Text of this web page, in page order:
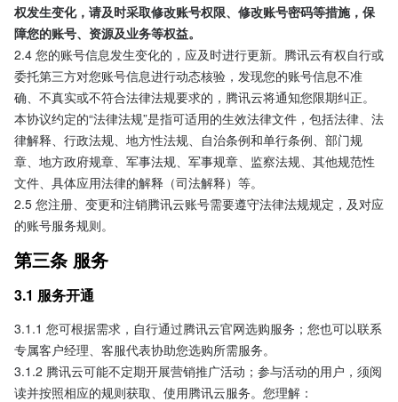
权发生变化，请及时采取修改账号权限、修改账号密码等措施，保
障您的账号、资源及业务等权益。
2.4 您的账号信息发生变化的，应及时进行更新。腾讯云有权自行或
委托第三方对您账号信息进行动态核验，发现您的账号信息不准
确、不真实或不符合法律法规要求的，腾讯云将通知您限期纠正。
本协议约定的“法律法规”是指可适用的生效法律文件，包括法律、法
律解释、行政法规、地方性法规、自治条例和单行条例、部门规
章、地方政府规章、军事法规、军事规章、监察法规、其他规范性
文件、具体应用法律的解释（司法解释）等。
2.5 您注册、变更和注销腾讯云账号需要遵守法律法规规定，及对应
的账号服务规则。
第三条 服务
3.1 服务开通
3.1.1 您可根据需求，自行通过腾讯云官网选购服务；您也可以联系
专属客户经理、客服代表协助您选购所需服务。
3.1.2 腾讯云可能不定期开展营销推广活动；参与活动的用户，须阅
读并按照相应的规则获取、使用腾讯云服务。您理解：